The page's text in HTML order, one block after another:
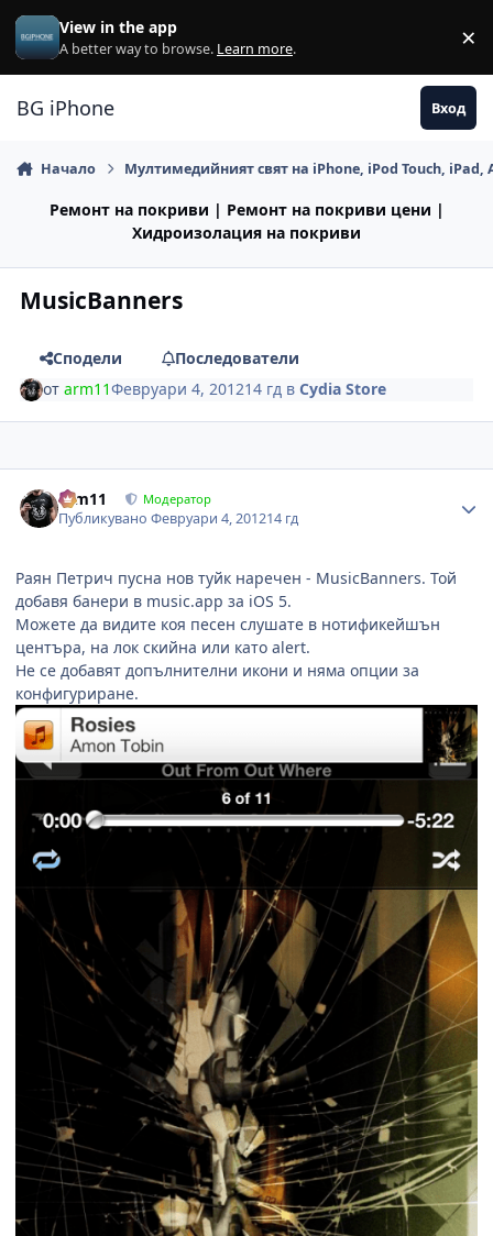
Премини към съдържанието
View in the app
A better way to browse. Learn more. ×
BG iPhone Вход
Начало Мултимедийният свят на iPhone, iPod Touch, iPad,
Ремонт на покриви | Ремонт на покриви цени |
Хидроизолация на покриви
MusicBanners
Сподели
Последователи
отarm11Февруари 4, 201214 гд вCydia Store
arm11 Модератор
ПубликуваноФевруари 4, 201214 гд
Раян Петрич пусна нов туйк наречен - MusicBanners. Той
добавя банери в music.app за iOS 5.
Можете да видите коя песен слушате в нотификейшън
центъра, на лок скийна или като alert.
Не се добавят допълнителни икони и няма опции за
конфигуриране.